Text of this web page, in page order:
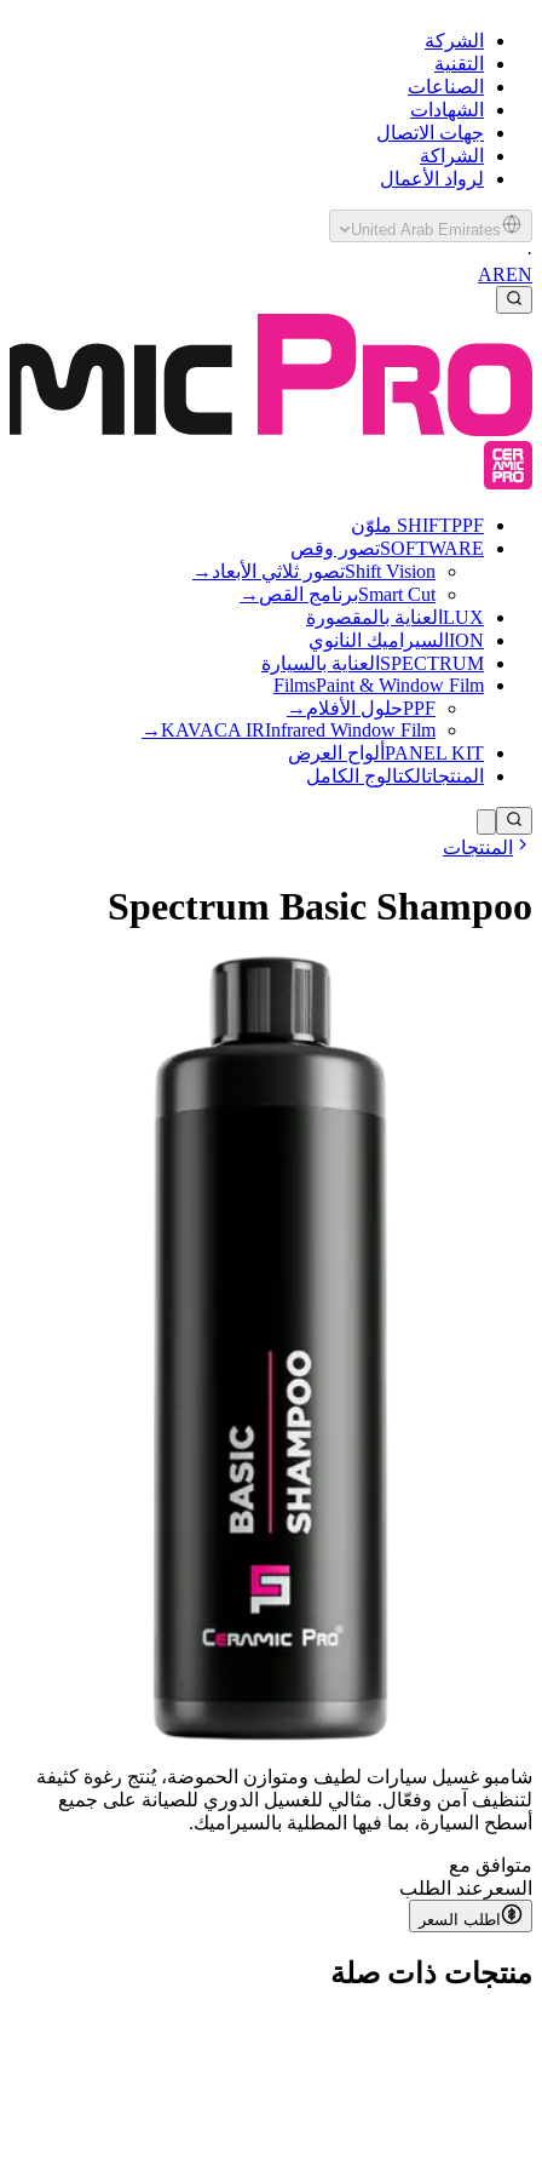
الشركة
التقنية
الصناعات
الشهادات
جهات الاتصال
الشراكة
لرواد الأعمال
United Arab Emirates
·
AREN
SHIFTPPF ملوّن
SOFTWAREتصور وقص
Shift Visionتصور ثلاثي الأبعاد →
Smart Cutبرنامج القص →
LUX العناية بالمقصورة
ION السيراميك النانوي
SPECTRUM العناية بالسيارة
FilmsPaint & Window Film
PPFحلول الأفلام →
KAVACA IRInfrared Window Film
→
PANEL KIT ألواح العرض
المنتجاتالكتالوج الكامل
المنتجات
Spectrum Basic Shampoo
شامبو غسيل سيارات لطيف ومتوازن الحموضة، يُنتج رغوة كثيفة
لتنظيف آمن وفعّال. مثالي للغسيل الدوري للصيانة على جميع
أسطح السيارة، بما فيها المطلية بالسيراميك.
متوافق مع
السعر عند الطلب
اطلب السعر
منتجات ذات صلة